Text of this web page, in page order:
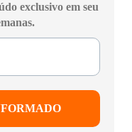
exclusivo em seu